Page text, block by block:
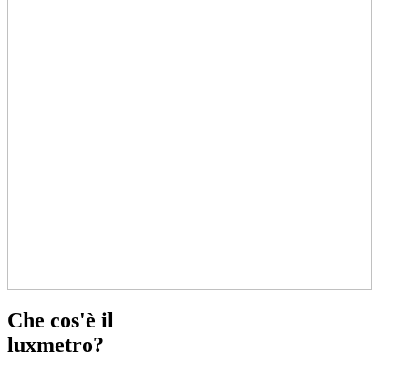
Che cos'è il
luxmetro?